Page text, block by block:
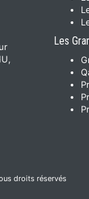
Les
droits réservés